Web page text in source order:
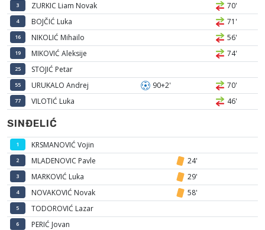
3 ZURKIC Liam Novak 70'
4 BOJČIĆ Luka 71'
16 NIKOLIĆ Mihailo 56'
19 MIKOVIĆ Aleksije 74'
25 STOJIĆ Petar
55 URUKALO Andrej 90+2' 70'
77 VILOTIĆ Luka 46'
SINĐELIĆ
1 KRSMANOVIĆ Vojin
2 MLADENOVIC Pavle 24'
3 MARKOVIĆ Luka 29'
4 NOVAKOVIĆ Novak 58'
5 TODOROVIĆ Lazar
6 PERIĆ Jovan